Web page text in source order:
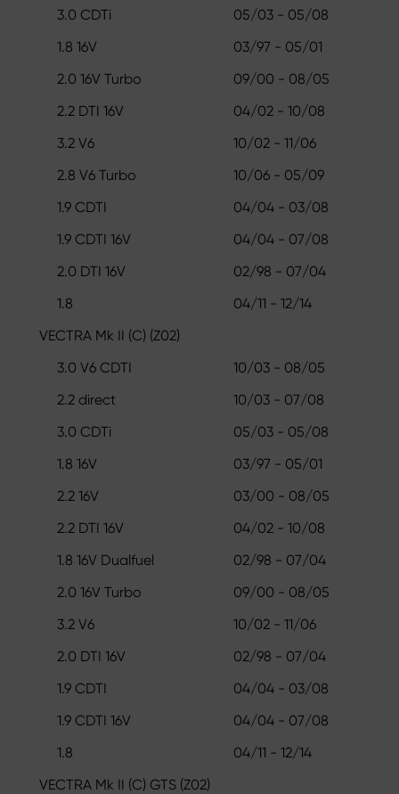
3.0 CDTi
05/03 - 05/08
1.8 16V
03/97 - 05/01
2.0 16V Turbo
09/00 - 08/05
2.2 DTI 16V
04/02 - 10/08
3.2 V6
10/02 - 11/06
2.8 V6 Turbo
10/06 - 05/09
1.9 CDTI
04/04 - 03/08
1.9 CDTI 16V
04/04 - 07/08
2.0 DTI 16V
02/98 - 07/04
1.8
04/11 - 12/14
VECTRA Mk II (C) (Z02)
3.0 V6 CDTI
10/03 - 08/05
2.2 direct
10/03 - 07/08
3.0 CDTi
05/03 - 05/08
1.8 16V
03/97 - 05/01
2.2 16V
03/00 - 08/05
2.2 DTI 16V
04/02 - 10/08
1.8 16V Dualfuel
02/98 - 07/04
2.0 16V Turbo
09/00 - 08/05
3.2 V6
10/02 - 11/06
2.0 DTI 16V
02/98 - 07/04
1.9 CDTI
04/04 - 03/08
1.9 CDTI 16V
04/04 - 07/08
1.8
04/11 - 12/14
VECTRA Mk II (C) GTS (Z02)